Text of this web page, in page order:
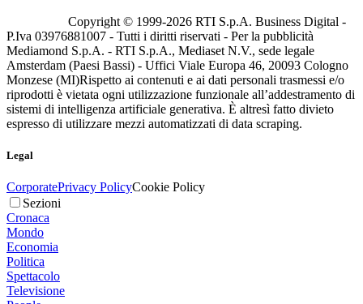
Copyright © 1999-2026 RTI S.p.A. Business Digital -
P.Iva 03976881007 - Tutti i diritti riservati - Per la pubblicità
Mediamond S.p.A. - RTI S.p.A., Mediaset N.V., sede legale
Amsterdam (Paesi Bassi) - Uffici Viale Europa 46, 20093 Cologno
Monzese (MI)Rispetto ai contenuti e ai dati personali trasmessi e/o
riprodotti è vietata ogni utilizzazione funzionale all’addestramento di
sistemi di intelligenza artificiale generativa. È altresì fatto divieto
espresso di utilizzare mezzi automatizzati di data scraping.
Legal
CorporatePrivacy PolicyCookie Policy
Sezioni
Cronaca
Mondo
Economia
Politica
Spettacolo
Televisione